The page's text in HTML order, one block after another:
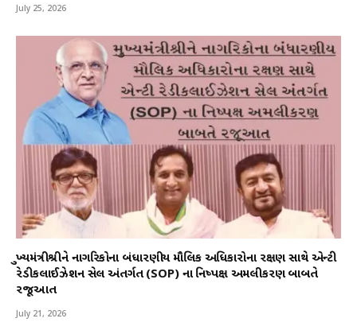
July 25, 2026
મુખ્યમંત્રીશ્રીને નાગરિકોના બંધારણીય મૌલિક અધિકારોના રક્ષણ સાથે એન્ટી
રેડીકલાઈઝેશન સેલ અંતર્ગત (SOP) ના નિષ્પક્ષ અમલીકરણ બાબતે
રજૂઆત
July 21, 2026